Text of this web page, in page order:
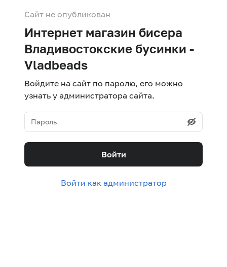
Сайт не опубликован
Интернет магазин бисера
Владивостокские бусинки -
Vladbeads
Войдите на сайт по паролю, его можно
узнать у администратора сайта.
Войти
Войти как администратор